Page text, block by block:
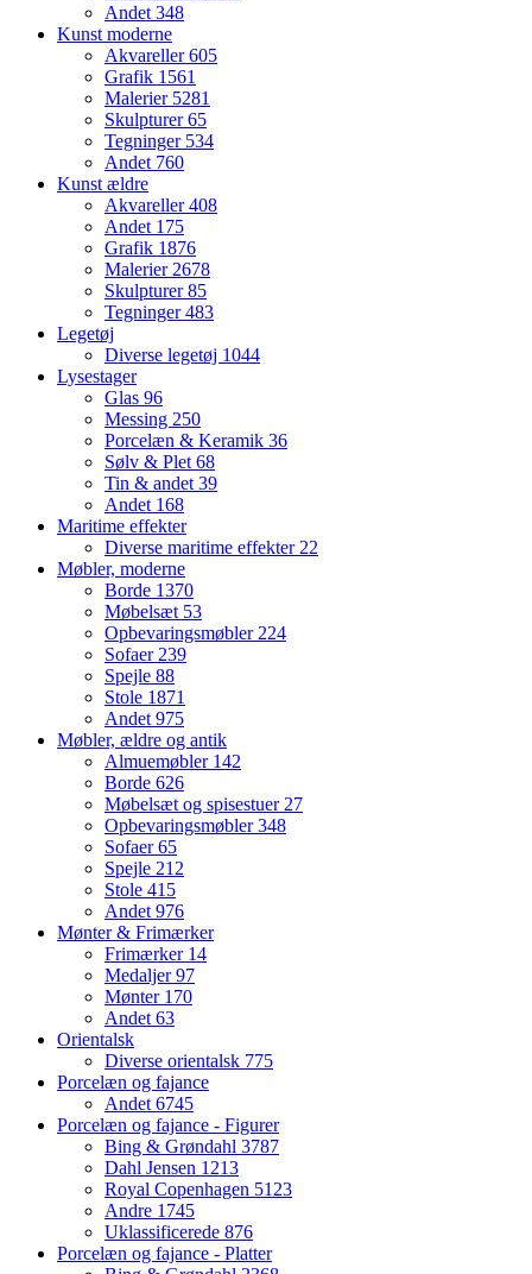
Andet 348
Kunst moderne
Akvareller605
Grafik 1561
Malerier 5281
Skulpturer65
Tegninger 534
Andet 760
Kunst ældre
Akvareller408
Andet 175
Grafik 1876
Malerier 2678
Skulpturer85
Tegninger483
Legetøj
Diverse legetøj 1044
Lysestager
Glas 96
Messing 250
Porcelæn & Keramik 36
Sølv & Plet 68
Tin & andet 39
Andet 168
Maritime effekter
Diverse maritime effekter 22
Møbler, moderne
Borde 1370
Møbelsæt 53
Opbevaringsmøbler 224
Sofaer 239
Spejle 88
Stole 1871
Andet 975
Møbler, ældre og antik
Almuemøbler 142
Borde 626
Møbelsæt og spisestuer 27
Opbevaringsmøbler348
Sofaer65
Spejle 212
Stole 415
Andet 976
Mønter & Frimærker
Frimærker 14
Medaljer97
Mønter 170
Andet 63
Orientalsk
Diverse orientalsk 775
Porcelæn og fajance
Andet 6745
Porcelæn og fajance - Figurer
Bing & Grøndahl 3787
Dahl Jensen 1213
Royal Copenhagen 5123
Andre 1745
Uklassificerede 876
Porcelæn og fajance - Platter